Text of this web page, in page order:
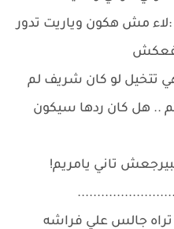
مش هكون وياريت تدور
تتخيل لو كان شريف لم
.. هل كان ردها سيكون
تاني يامريم!
تراه جالس علي فراشه